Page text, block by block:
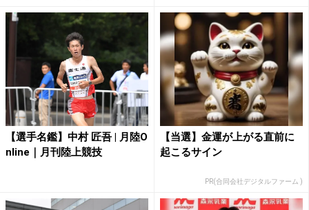
【選手名鑑】中村 匠吾 | 月陸O
nline｜月刊陸上競技
【当選】金運が上がる直前に
起こるサイン
PR(合同会社デジタルファーム )